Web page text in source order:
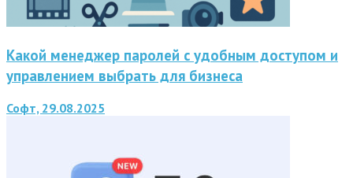
Какой менеджер паролей с удобным доступом и
управлением выбрать для бизнеса
Софт, 29.08.2025